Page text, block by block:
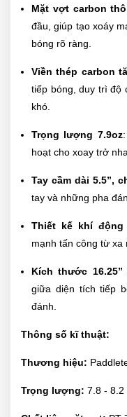
Mặt vợt carbon
đầu, giúp tạo xoáy
bóng rõ ràng.
Viền thép carbon
tiếp bóng, duy trì độ
khó.
Trọng lượng 7.9oz
hoạt cho xoay trở
Tay cầm dài 5.5”,
tay và những pha
Thiết kế khí
mạnh tấn công từ xa
Kích thước 16.25”
giữa diện tích tiếp
đánh.
Thông số kĩ thuật:
Thương hiệu:
Trọng lượng: 7.8 - 8.2